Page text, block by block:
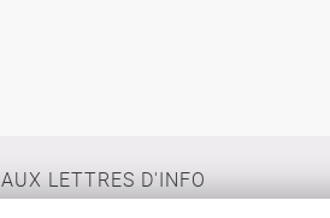
AUX LETTRES D'INFO